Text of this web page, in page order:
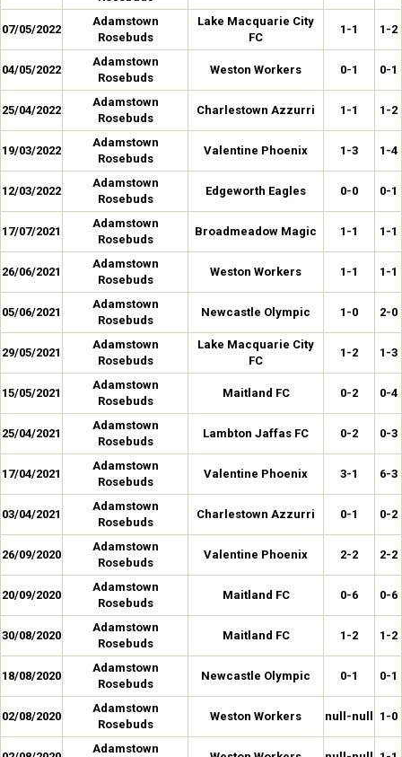
07/05/2022
Adamstown
Rosebuds
Lake Macquarie City
FC
1-1 1-2
04/05/2022
Adamstown
Rosebuds
Weston Workers 0-1 0-1
25/04/2022
Adamstown
Rosebuds
Charlestown Azzurri 1-1 1-2
19/03/2022
Adamstown
Rosebuds
Valentine Phoenix 1-3 1-4
12/03/2022
Adamstown
Rosebuds
Edgeworth Eagles 0-0 0-1
17/07/2021
Adamstown
Rosebuds
Broadmeadow Magic 1-1 1-1
26/06/2021
Adamstown
Rosebuds
Weston Workers 1-1 1-1
05/06/2021
Adamstown
Rosebuds
Newcastle Olympic 1-0 2-0
29/05/2021
Adamstown
Rosebuds
Lake Macquarie City
FC
1-2 1-3
15/05/2021
Adamstown
Rosebuds
Maitland FC 0-2 0-4
25/04/2021
Adamstown
Rosebuds
Lambton Jaffas FC 0-2 0-3
17/04/2021
Adamstown
Rosebuds
Valentine Phoenix 3-1 6-3
03/04/2021
Adamstown
Rosebuds
Charlestown Azzurri 0-1 0-2
26/09/2020
Adamstown
Rosebuds
Valentine Phoenix 2-2 2-2
20/09/2020
Adamstown
Rosebuds
Maitland FC 0-6 0-6
30/08/2020
Adamstown
Rosebuds
Maitland FC 1-2 1-2
18/08/2020
Adamstown
Rosebuds
Newcastle Olympic 0-1 0-1
02/08/2020
Adamstown
Rosebuds
Weston Workers null-null 1-0
Adamstown